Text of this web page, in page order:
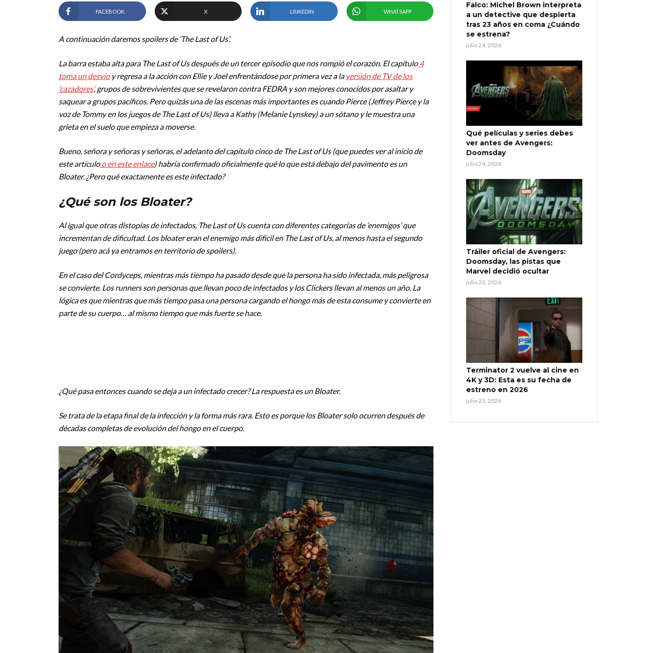
FACEBOOK X LINKEDIN WHATSAPP
A continuación daremos spoilers de ‘The Last of Us’.
La barra estaba alta para The Last of Us después de un tercer episodio que nos rompió el corazón. El capítulo4
toma un desvíoy regresa a la acción con Ellie y Joel enfrentándose por primera vez a la versión de TV de los
‘cazadores’, grupos de sobrevivientes que se revelaron contra FEDRA y son mejores conocidos por asaltar y
saquear a grupos pacíficos. Pero quizás una de las escenas más importantes es cuando Pierce (Jeffrey Pierce y la
voz de Tommy en los juegos de The Last of Us) lleva a Kathy (Melanie Lynskey) a un sótano y le muestra una
grieta en el suelo que empieza a moverse.
Bueno, señora y señoras y señoras, el adelanto del capítulo cinco de The Last of Us (que puedes ver al inicio de
este artículoo en este enlace) habría confirmado oficialmente qué lo que está debajo del pavimento es un
Bloater. ¿Pero qué exactamente es este infectado?
¿Qué son los Bloater?
Al igual que otras distopías de infectados, The Last of Us cuenta con diferentes categorías de ‘enemigos’ que
incrementan de dificultad. Los bloater eran el enemigo más difícil en The Last of Us, al menos hasta el segundo
juego (pero acá ya entramos en territorio de spoilers).
En el caso del Cordyceps, mientras más tiempo ha pasado desde que la persona ha sido infectada, más peligrosa
se convierte. Los runners son personas que llevan poco de infectados y los Clickers llevan al menos un año. La
lógica es que mientras que más tiempo pasa una persona cargando el hongo más de esta consume y convierte en
parte de su cuerpo… al mismo tiempo que más fuerte se hace.
¿Qué pasa entonces cuando se deja a un infectado crecer? La respuesta es un Bloater.
Se trata de la etapa final de la infección y la forma más rara. Esto es porque los Bloater solo ocurren después de
décadas completas de evolución del hongo en el cuerpo.
Falco: Michel Brown interpreta
a un detective que despierta
tras 23 años en coma ¿Cuándo
se estrena?
julio 24, 2026
Qué películas y series debes
ver antes de Avengers:
Doomsday
julio 24, 2026
Tráiler oficial de Avengers:
Doomsday, las pistas que
Marvel decidió ocultar
julio 23, 2026
Terminator 2 vuelve al cine en
4K y 3D: Esta es su fecha de
estreno en 2026
julio 23, 2026